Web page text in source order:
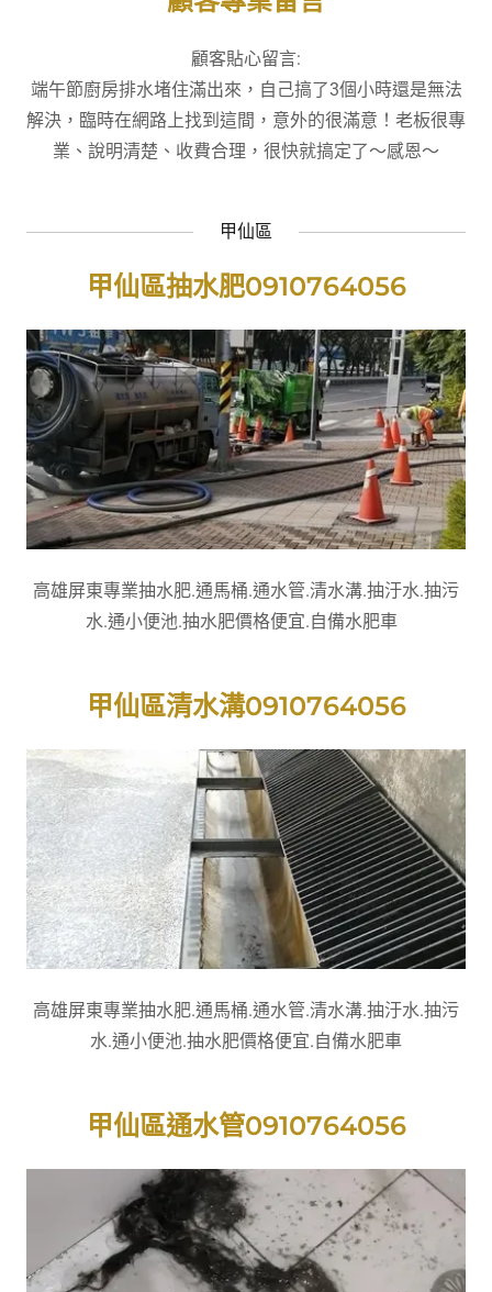
顧客貼心留言:
端午節廚房排水堵住滿出來，自己搞了3個小時還是無法
解決，臨時在網路上找到這間，意外的很滿意！老板很專
業、說明清楚、收費合理，很快就搞定了～感恩～
甲仙區
甲仙區抽水肥0910764056
高雄屏東專業抽水肥.通馬桶.通水管.清水溝.抽汙水.抽污
水.通小便池.抽水肥價格便宜.自備水肥車
甲仙區清水溝0910764056
高雄屏東專業抽水肥.通馬桶.通水管.清水溝.抽汙水.抽污
水.通小便池.抽水肥價格便宜.自備水肥車
甲仙區通水管0910764056